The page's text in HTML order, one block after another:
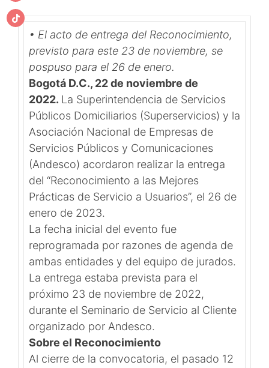
• El acto de entrega del Reconocimiento,
previsto para este 23 de noviembre, se
pospuso para el 26 de enero.
Bogotá D.C., 22 de noviembre de
2022. La Superintendencia de Servicios
Públicos Domiciliarios (Superservicios) y la
Asociación Nacional de Empresas de
Servicios Públicos y Comunicaciones
(Andesco) acordaron realizar la entrega
del “Reconocimiento a las Mejores
Prácticas de Servicio a Usuarios”, el 26 de
enero de 2023.
La fecha inicial del evento fue
reprogramada por razones de agenda de
ambas entidades y del equipo de jurados.
La entrega estaba prevista para el
próximo 23 de noviembre de 2022,
durante el Seminario de Servicio al Cliente
organizado por Andesco.
Sobre el Reconocimiento
Al cierre de la convocatoria, el pasado 12